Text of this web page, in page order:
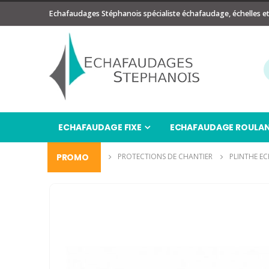
Echafaudages Stéphanois spécialiste échafaudage, échelles
ECHAFAUDAGE FIXE ECHAFAUDAGE
PROMO
ECHAFAUDAGE PROTECTIONS DE CHANTIER PLINTHE